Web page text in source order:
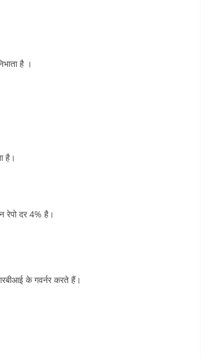
है ।
है।
रेपो दर 4% है।
आरबीआई के गवर्नर करते हैं।